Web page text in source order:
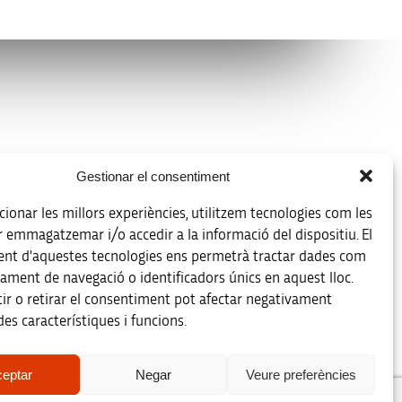
Gestionar el consentiment
les millors experiències, utilitzem tecnologies com les
emmagatzemar i/o accedir a la informació del dispositiu. El
d'aquestes tecnologies ens permetrà tractar dades com
de navegació o identificadors únics en aquest lloc.
o retirar el consentiment pot afectar negativament
característiques i funcions.
Negar Veure preferències
Registre d’activitats de tractament
Accessibilitat
Mapa web